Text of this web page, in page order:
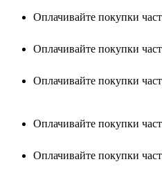
Оплачивайте покупки
Оплачивайте покупки
Оплачивайте покупки
Оплачивайте покупки
Оплачивайте покупки